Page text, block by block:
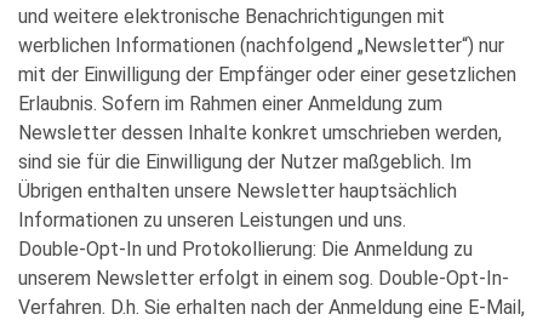
und weitere elektronische Benachrichtigungen mit
werblichen Informationen (nachfolgend „Newsletter“) nur
mit der Einwilligung der Empfänger oder einer gesetzlichen
Erlaubnis. Sofern im Rahmen einer Anmeldung zum
Newsletter dessen Inhalte konkret umschrieben werden,
sind sie für die Einwilligung der Nutzer maßgeblich. Im
Übrigen enthalten unsere Newsletter hauptsächlich
Informationen zu unseren Leistungen und uns.
Double-Opt-In und Protokollierung: Die Anmeldung zu
unserem Newsletter erfolgt in einem sog. Double-Opt-In-
Verfahren. D.h. Sie erhalten nach der Anmeldung eine E-Mail,